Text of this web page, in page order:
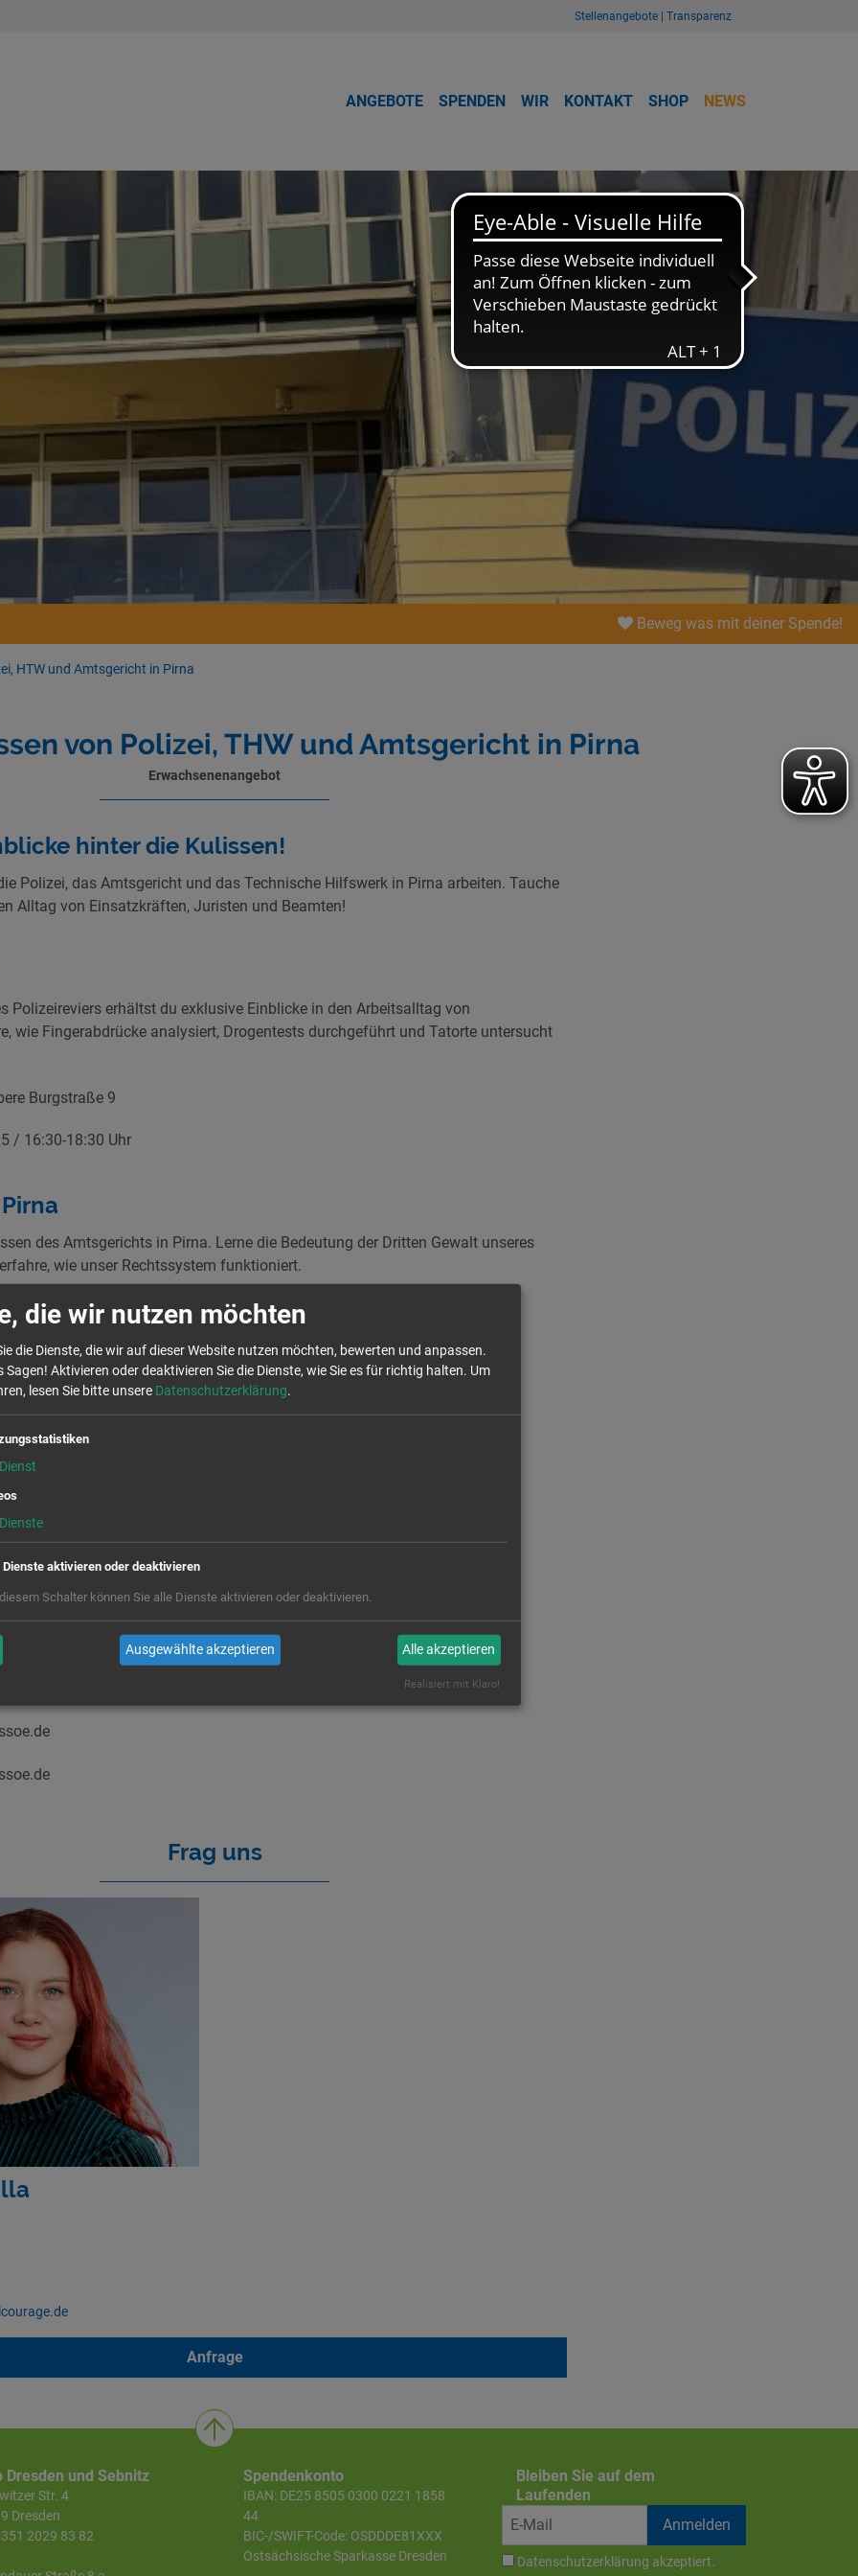
Stellenangebote Transparenz
ANGEBOTE SPENDEN WIR KONTAKT SHOP NEWS
Beweg was mit deiner Spende!
HTW und Amtsgericht in Pirna
von Polizei, THW und Amtsgericht in Pirna
Erwachsenenangebot
hinter die Kulissen!
Polizei, das Amtsgericht und das Technische Hilfswerk in Pirna arbeiten. Tauche
Alltag von Einsatzkräften, Juristen und Beamten!
Polizeireviers erhältst du exklusive Einblicke in den Arbeitsalltag von
wie Fingerabdrücke analysiert, Drogentests durchgeführt und Tatorte untersucht
Burgstraße 9
/ 16:30-18:30 Uhr
des Amtsgerichts in Pirna. Lerne die Bedeutung der Dritten Gewalt unseres
wie unser Rechtssystem funktioniert.
Schlosshof 7
/ 16:00-17:30 Uhr
technische Lösungen für Katastrophen und Notfälle entwickeln. Ob
oder Bergungsarbeiten – erlebe das Technische Hilfswerk Pirna
Str. 45P
16:00-17:30 Uhr
99 0
Frag uns
Anfrage
Dresden und Sebnitz
Str. 4
Dresden
2029 83 82
Spendenkonto
IBAN: DE25 8505 0300 0221 1858
44
BIC-/SWIFT-Code: OSDDDE81XXX
Ostsächsische Sparkasse Dresden
Bleiben Sie auf dem
Laufenden
Datenschutzerklärung akzeptiert.
die wir nutzen möchten
die Dienste, die wir auf dieser Website nutzen möchten, bewerten und anpassen.
Sagen! Aktivieren oder deaktivieren Sie die Dienste, wie Sie es für richtig halten. Um
lesen Sie bitte unsere Datenschutzerklärung.
Dienst
Dienste
Dienste aktivieren oder deaktivieren
Schalter können Sie alle Dienste aktivieren oder deaktivieren.
Ausgewählte akzeptieren Alle akzeptieren
Realisiert mit Klaro!